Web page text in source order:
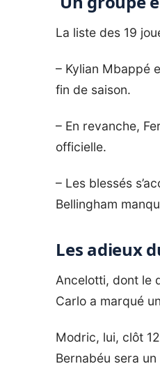
La liste des 19
– Kylian Mbappé
fin de saison.
– En revanche,
officielle.
– Les blessés
Bellingham
Les adieux
Ancelotti, dont le
Carlo a marqué
Modric, lui, clôt
Bernabéu sera